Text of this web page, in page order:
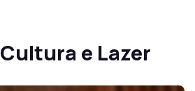
Cultura e Lazer